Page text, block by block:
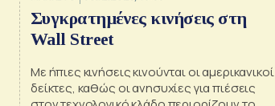
Συγκρατημένες κινήσεις στη
Wall Street
Με ήπιες κινήσεις κινούνται οι αμερικανικοί
δείκτες, καθώς οι ανησυχίες για πιέσεις